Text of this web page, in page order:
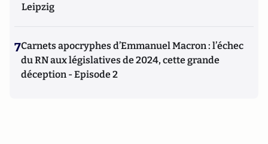
Leipzig
7Carnets apocryphes d’Emmanuel Macron : l’échec
du RN aux législatives de 2024, cette grande
déception - Episode 2